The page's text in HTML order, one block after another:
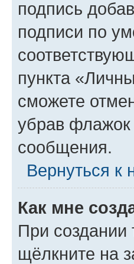
подпись
подписи по
пункта
сможете
убрав флажок
сообщения.
Вернуться к
Как мне
При
щёлкните на